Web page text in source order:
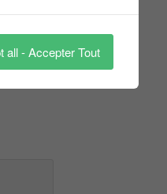
all - Accepter Tout